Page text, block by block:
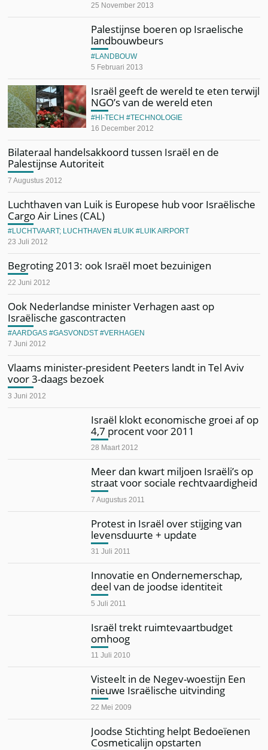
25 November 2013
Palestijnse boeren op Israelische
landbouwbeurs
5 Februari 2013
LANDBOUW
Israël geeft de wereld te eten terwijl
NGO’s van de wereld eten
16 December 2012
HI-TECH TECHNOLOGIE
Bilateraal handelsakkoord tussen Israël en de
Palestijnse Autoriteit
7 Augustus 2012
Luchthaven van Luik is Europese hub voor Israëlische
Cargo Air Lines (CAL)
23 Juli 2012
LUCHTVAART; LUCHTHAVEN LUIK LUIK AIRPORT
Begroting 2013: ook Israël moet bezuinigen
22 Juni 2012
Ook Nederlandse minister Verhagen aast op
Israëlische gascontracten
7 Juni 2012
AARDGAS GASVONDST VERHAGEN
Vlaams minister-president Peeters landt in Tel Aviv
voor 3-daags bezoek
3 Juni 2012
Israël klokt economische groei af op
4,7 procent voor 2011
28 Maart 2012
Meer dan kwart miljoen Israëli’s op
straat voor sociale rechtvaardigheid
7 Augustus 2011
Protest in Israël over stijging van
levensduurte + update
31 Juli 2011
Innovatie en Ondernemerschap,
deel van de joodse identiteit
5 Juli 2011
Israël trekt ruimtevaartbudget
omhoog
11 Juli 2010
Visteelt in de Negev-woestijn Een
nieuwe Israëlische uitvinding
22 Mei 2009
Joodse Stichting helpt Bedoeïenen
Cosmeticalijn opstarten